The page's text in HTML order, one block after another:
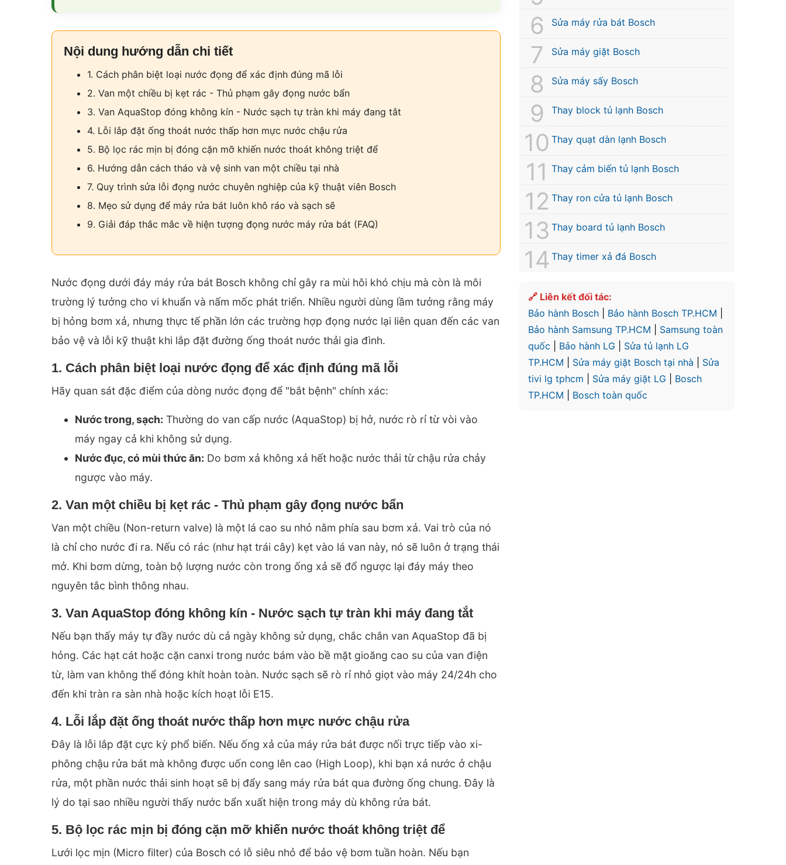
Nội dung hướng dẫn chi tiết
1. Cách phân biệt loại nước đọng để xác định đúng mã lỗi
2. Van một chiều bị kẹt rác - Thủ phạm gây đọng nước bẩn
3. Van AquaStop đóng không kín - Nước sạch tự tràn khi máy đang tắt
4. Lỗi lắp đặt ống thoát nước thấp hơn mực nước chậu rửa
5. Bộ lọc rác mịn bị đóng cặn mỡ khiến nước thoát không triệt để
6. Hướng dẫn cách tháo và vệ sinh van một chiều tại nhà
7. Quy trình sửa lỗi đọng nước chuyên nghiệp của kỹ thuật viên Bosch
8. Mẹo sử dụng để máy rửa bát luôn khô ráo và sạch sẽ
9. Giải đáp thắc mắc về hiện tượng đọng nước máy rửa bát (FAQ)
Nước đọng dưới đáy máy rửa bát Bosch không chỉ gây ra mùi hôi khó chịu mà còn là môi
trường lý tưởng cho vi khuẩn và nấm mốc phát triển. Nhiều người dùng lầm tưởng rằng máy
bị hỏng bơm xả, nhưng thực tế phần lớn các trường hợp đọng nước lại liên quan đến các van
bảo vệ và lỗi kỹ thuật khi lắp đặt đường ống thoát nước thải gia đình.
1. Cách phân biệt loại nước đọng để xác định đúng mã lỗi
Hãy quan sát đặc điểm của dòng nước đọng để "bắt bệnh" chính xác:
Nước trong, sạch: Thường do van cấp nước (AquaStop) bị hở, nước rò rỉ từ vòi vào
máy ngay cả khi không sử dụng.
Nước đục, có mùi thức ăn: Do bơm xả không xả hết hoặc nước thải từ chậu rửa chảy
ngược vào máy.
2. Van một chiều bị kẹt rác - Thủ phạm gây đọng nước bẩn
Van một chiều (Non-return valve) là một lá cao su nhỏ nằm phía sau bơm xả. Vai trò của nó
là chỉ cho nước đi ra. Nếu có rác (như hạt trái cây) kẹt vào lá van này, nó sẽ luôn ở trạng thái
mở. Khi bơm dừng, toàn bộ lượng nước còn trong ống xả sẽ đổ ngược lại đáy máy theo
nguyên tắc bình thông nhau.
3. Van AquaStop đóng không kín - Nước sạch tự tràn khi máy đang tắt
Nếu bạn thấy máy tự đầy nước dù cả ngày không sử dụng, chắc chắn van AquaStop đã bị
hỏng. Các hạt cát hoặc cặn canxi trong nước bám vào bề mặt gioăng cao su của van điện
từ, làm van không thể đóng khít hoàn toàn. Nước sạch sẽ rò rỉ nhỏ giọt vào máy 24/24h cho
đến khi tràn ra sàn nhà hoặc kích hoạt lỗi E15.
4. Lỗi lắp đặt ống thoát nước thấp hơn mực nước chậu rửa
Đây là lỗi lắp đặt cực kỳ phổ biến. Nếu ống xả của máy rửa bát được nối trực tiếp vào xi-
phông chậu rửa bát mà không được uốn cong lên cao (High Loop), khi bạn xả nước ở chậu
rửa, một phần nước thải sinh hoạt sẽ bị đẩy sang máy rửa bát qua đường ống chung. Đây là
lý do tại sao nhiều người thấy nước bẩn xuất hiện trong máy dù không rửa bát.
5. Bộ lọc rác mịn bị đóng cặn mỡ khiến nước thoát không triệt để
Lưới lọc mịn (Micro filter) của Bosch có lỗ siêu nhỏ để bảo vệ bơm tuần hoàn. Nếu bạn
Sửa máy rửa bát Bosch
Sửa máy giặt Bosch
Sửa máy sấy Bosch
Thay block tủ lạnh Bosch
Thay quạt dàn lạnh Bosch
Thay cảm biến tủ lạnh Bosch
Thay ron cửa tủ lạnh Bosch
Thay board tủ lạnh Bosch
Thay timer xả đá Bosch
🔗 Liên kết đối tác:
Bảo hành Bosch
Bảo hành Bosch TP.HCM
Bảo hành Samsung TP.HCM
Samsung toàn
quốc
Bảo hành LG
Sửa tủ lạnh LG
TP.HCM
Sửa máy giặt Bosch tại nhà
Sửa
tivi lg tphcm
Sửa máy giặt LG
Bosch
TP.HCM
Bosch toàn quốc